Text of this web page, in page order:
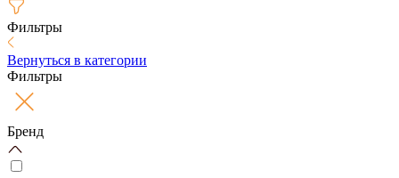
Фильтры
Вернуться в категории
Фильтры
Бренд